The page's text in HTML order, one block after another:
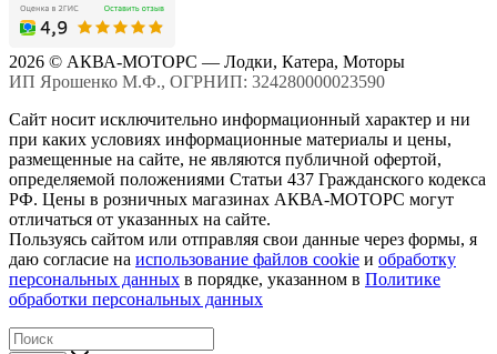
2026 © АКВА-МОТОРС — Лодки, Катера, Моторы
ИП Ярошенко М.Ф., ОГРНИП: 324280000023590
Сайт носит исключительно информационный характер и ни
при каких условиях информационные материалы и цены,
размещенные на сайте, не являются публичной офертой,
определяемой положениями Статьи 437 Гражданского кодекса
РФ. Цены в розничных магазинах АКВА-МОТОРС могут
отличаться от указанных на сайте.
Пользуясь сайтом или отправляя свои данные через формы, я
даю согласие на использование файлов cookie и обработку
персональных данных в порядке, указанном в Политике
обработки персональных данных